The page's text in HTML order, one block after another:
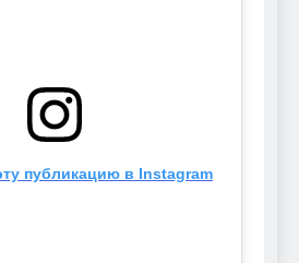
публикацию в Instagram